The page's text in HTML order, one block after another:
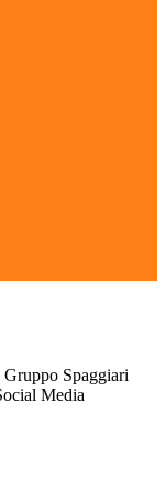
Spaggiari
Media